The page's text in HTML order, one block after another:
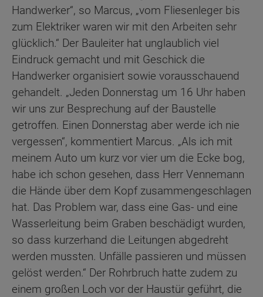
Handwerker“, so Marcus, „vom Fliesenleger bis
zum Elektriker waren wir mit den Arbeiten sehr
glücklich.“ Der Bauleiter hat unglaublich viel
Eindruck gemacht und mit Geschick die
Handwerker organisiert sowie vorausschauend
gehandelt. „Jeden Donnerstag um 16 Uhr haben
wir uns zur Besprechung auf der Baustelle
getroffen. Einen Donnerstag aber werde ich nie
vergessen“, kommentiert Marcus. „Als ich mit
meinem Auto um kurz vor vier um die Ecke bog,
habe ich schon gesehen, dass Herr Vennemann
die Hände über dem Kopf zusammengeschlagen
hat. Das Problem war, dass eine Gas- und eine
Wasserleitung beim Graben beschädigt wurden,
so dass kurzerhand die Leitungen abgedreht
werden mussten. Unfälle passieren und müssen
gelöst werden.“ Der Rohrbruch hatte zudem zu
einem großen Loch vor der Haustür geführt, die